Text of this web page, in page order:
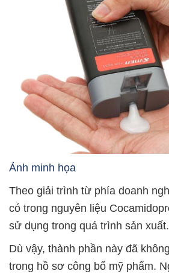
Ảnh minh họa
Theo giải trình từ phía doanh
có trong nguyên liệu
sử dụng trong quá trình sản xuất.
Dù vậy, thành phần này đã
trong hồ sơ công bố mỹ phẩm.